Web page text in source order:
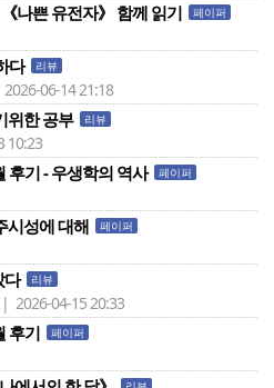
《나쁜 유전자》 함께 읽기 페이퍼
다 리뷰
06-14 21:18
위한 공부 리뷰
10:23
후기 - 우생학의 역사 페이퍼
시성에 대해 페이퍼
다 리뷰
2026-04-15 20:33
후기 페이퍼